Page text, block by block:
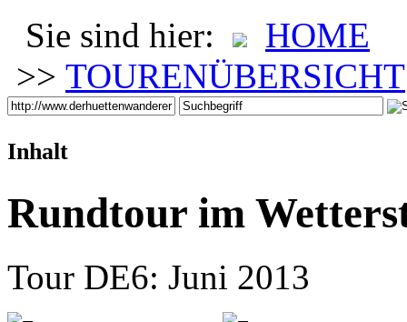
Sie sind hier:
HOME
>> TOURENÜBERSICHT
Inhalt
Rundtour im
Tour DE6: Juni 2013